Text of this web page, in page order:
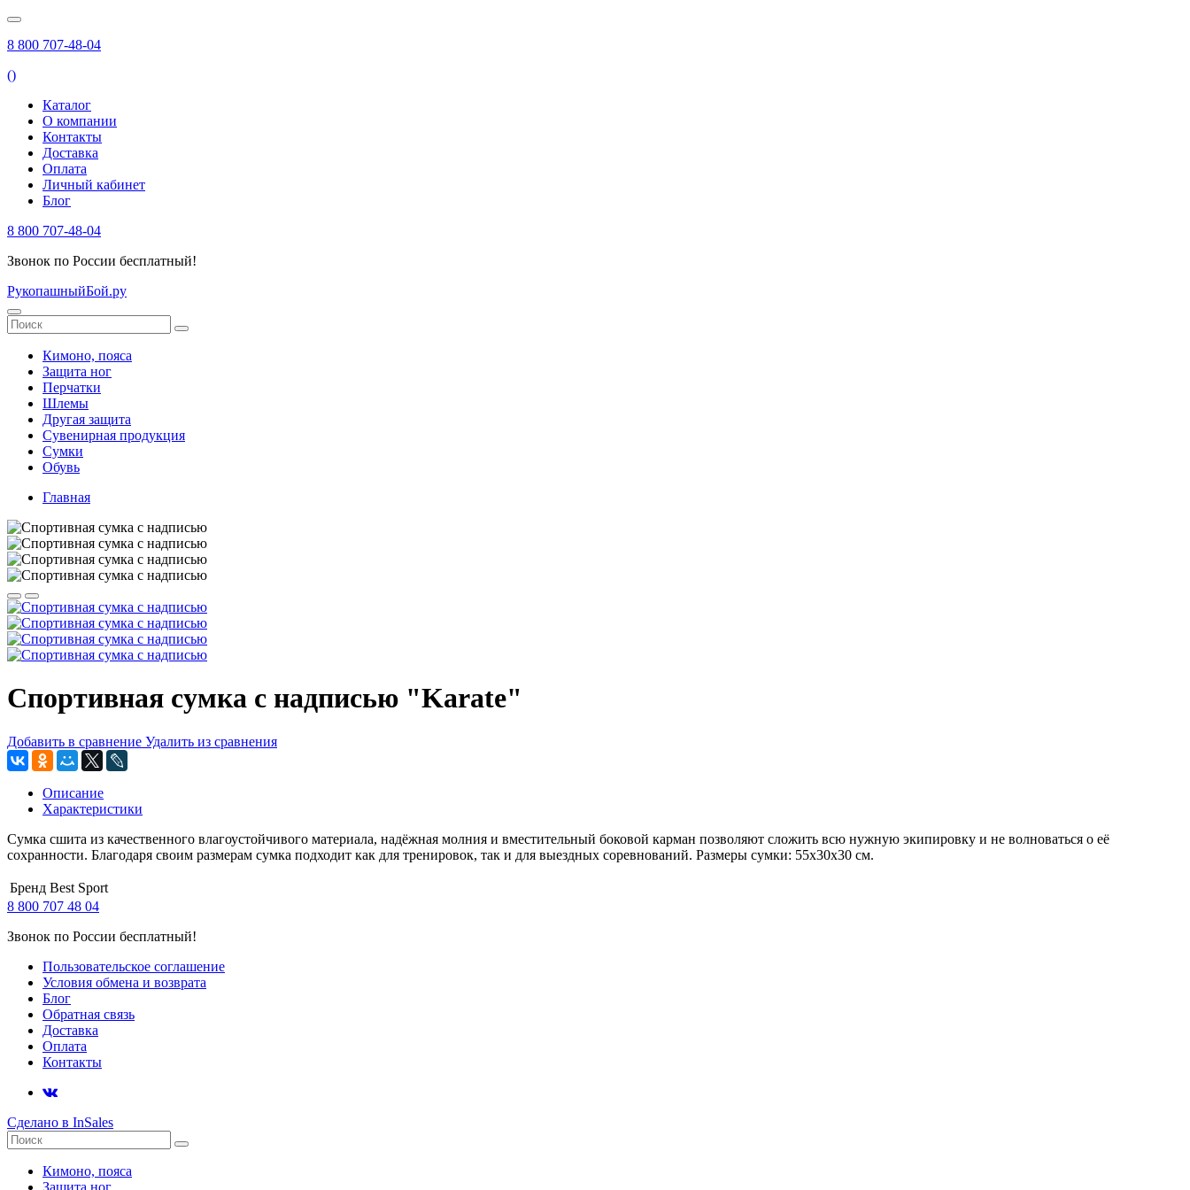
8 800 707-48-04
()
Каталог
О компании
Контакты
Доставка
Оплата
Личный кабинет
Блог
8 800 707-48-04
Звонок по России бесплатный!
РукопашныйБой.ру
Кимоно, пояса
Защита ног
Перчатки
Шлемы
Другая защита
Сувенирная продукция
Сумки
Обувь
Главная
Спортивная сумка с надписью "Karate"
Добавить в сравнение Удалить из сравнения
Описание
Характеристики
Сумка сшита из качественного влагоустойчивого материала, надёжная молния и вместительный боковой карман позволяют сложить всю нужную экипировку и не волноваться о её
сохранности. Благодаря своим размерам сумка подходит как для тренировок, так и для выездных соревнований. Размеры сумки: 55х30х30 см.
Бренд Best Sport
8 800 707 48 04
Звонок по России бесплатный!
Пользовательское соглашение
Условия обмена и возврата
Блог
Обратная связь
Доставка
Оплата
Контакты
Сделано в InSales
Кимоно, пояса
Защита ног